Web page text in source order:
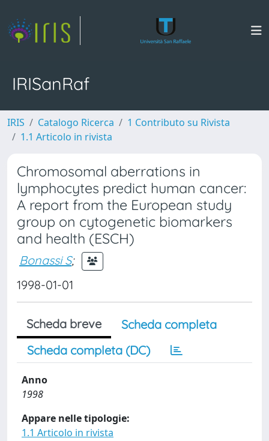
IRISanRaf
IRIS Catalogo Ricerca
1 Contributo su Rivista
1.1 Articolo in rivista
Chromosomal aberrations in
lymphocytes predict human cancer:
A report from the European study
group on cytogenetic biomarkers
and health (ESCH)
Bonassi S;
1998-01-01
Scheda breve
Scheda completa
Scheda completa (DC)
Anno
1998
Appare nelle tipologie:
1.1 Articolo in rivista